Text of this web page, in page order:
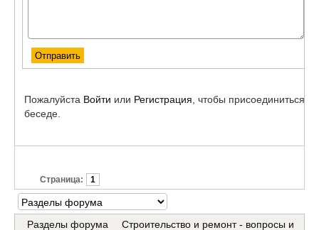
Пожалуйста Войти или Регистрация , чтобы присоединиться к
беседе.
Страница: 1
Разделы форума
Строительство и ремонт - вопросы и